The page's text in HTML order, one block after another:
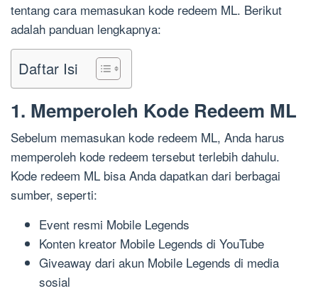
tentang cara memasukan kode redeem ML. Berikut
adalah panduan lengkapnya:
Daftar Isi
1. Memperoleh Kode Redeem ML
Sebelum memasukan kode redeem ML, Anda harus
memperoleh kode redeem tersebut terlebih dahulu.
Kode redeem ML bisa Anda dapatkan dari berbagai
sumber, seperti:
Event resmi Mobile Legends
Konten kreator Mobile Legends di YouTube
Giveaway dari akun Mobile Legends di media
sosial